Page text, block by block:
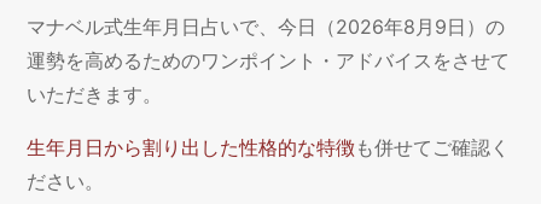
マナベル式生年月日占いで、今日（2026年8月9日）の
運勢を高めるためのワンポイント・アドバイスをさせて
いただきます。
生年月日から割り出した性格的な特徴も併せてご確認く
ださい。